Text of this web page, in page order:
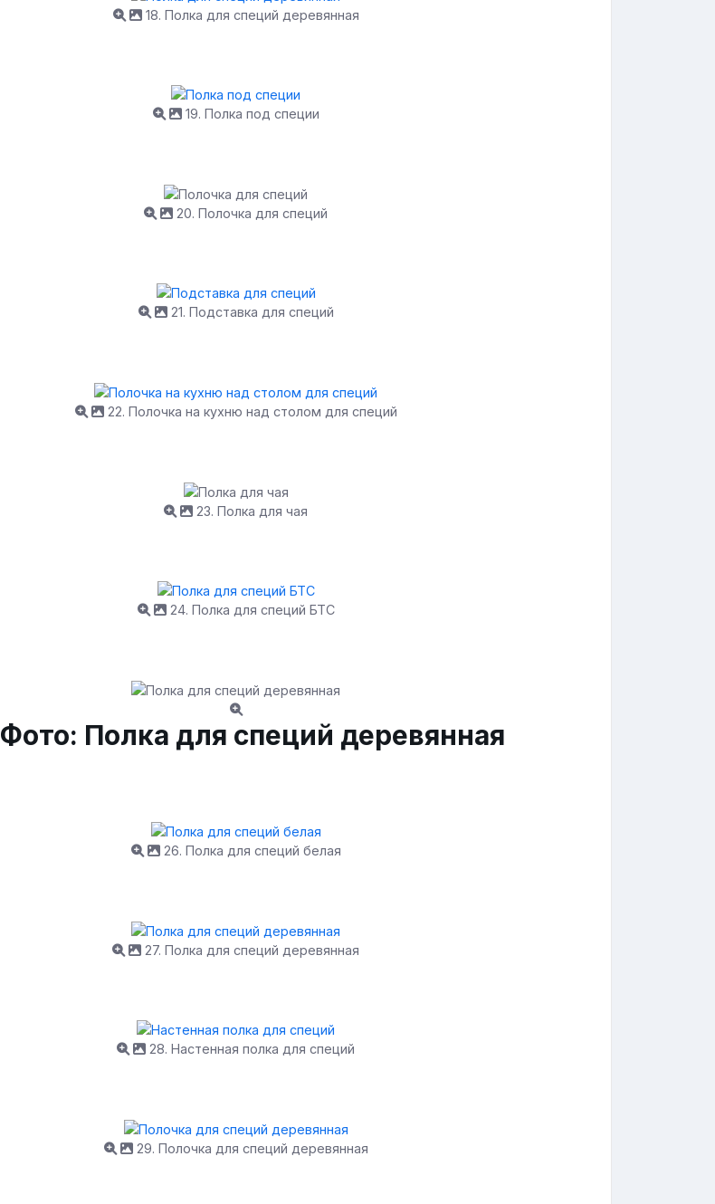
18. Полка для специй деревянная
19. Полка под специи
20. Полочка для специй
21. Подставка для специй
22. Полочка на кухню над столом для специй
23. Полка для чая
24. Полка для специй БТС
Фото: Полка для специй деревянная
26. Полка для специй белая
27. Полка для специй деревянная
28. Настенная полка для специй
29. Полочка для специй деревянная